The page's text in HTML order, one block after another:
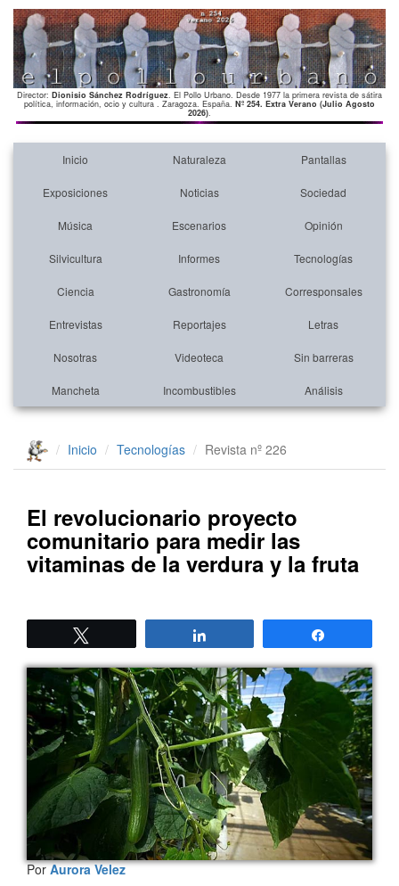
Director: Dionisio Sánchez Rodríguez. El Pollo Urbano. Desde 1977 la primera revista de sátira
política, información, ocio y cultura . Zaragoza. España. Nº 254. Extra Verano (Julio Agosto
2026).
Inicio Naturaleza Pantallas
Exposiciones Noticias Sociedad
Música Escenarios Opinión
Silvicultura Informes Tecnologías
Ciencia Gastronomía Corresponsales
Entrevistas Reportajes Letras
Nosotras Videoteca Sin barreras
Mancheta Incombustibles Análisis
Inicio Tecnologías Revista nº 226
El revolucionario proyecto
comunitario para medir las
vitaminas de la verdura y la fruta
PorAurora Velez